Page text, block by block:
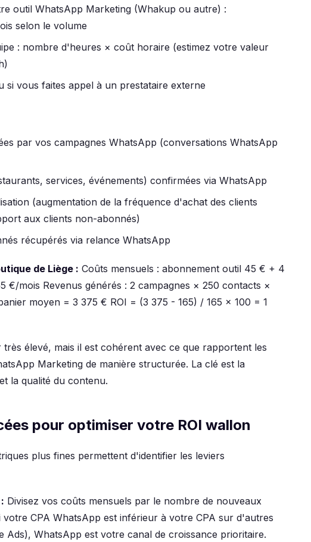
outil WhatsApp Marketing (Whakup ou autre) :
selon le volume
: nombre d'heures × coût horaire (estimez votre valeur
si vous faites appel à un prestataire externe
par vos campagnes WhatsApp (conversations WhatsApp
services, événements) confirmées via WhatsApp
(augmentation de la fréquence d'achat des clients
aux clients non-abonnés)
récupérés via relance WhatsApp
de Liège : Coûts mensuels : abonnement outil 45 € + 4
€/mois Revenus générés : 2 campagnes × 250 contacts ×
moyen = 3 375 € ROI = (3 375 - 165) / 165 × 100 = 1
très élevé, mais il est cohérent avec ce que rapportent les
Marketing de manière structurée. La clé est la
la qualité du contenu.
pour optimiser votre ROI wallon
plus fines permettent d'identifier les leviers
Divisez vos coûts mensuels par le nombre de nouveaux
votre CPA WhatsApp est inférieur à votre CPA sur d'autres
Ads), WhatsApp est votre canal de croissance prioritaire.